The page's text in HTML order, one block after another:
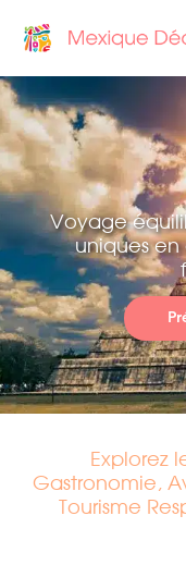
Voyage
uniques
Explorez
Gastronomie,
Tourisme